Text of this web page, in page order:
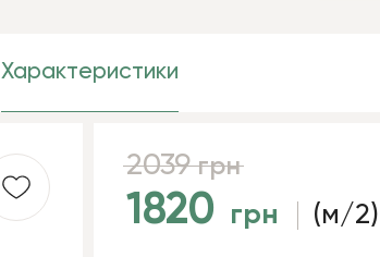
Характеристики
2039 грн
1820 грн (м/2)